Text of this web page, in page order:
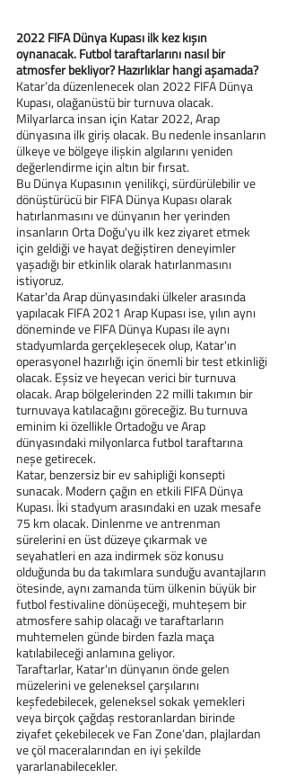
2022 FIFA Dünya Kupası ilk kez kışın
oynanacak. Futbol taraftarlarını nasıl bir
atmosfer bekliyor? Hazırlıklar hangi aşamada?
Katar’da düzenlenecek olan 2022 FIFA Dünya
Kupası, olağanüstü bir turnuva olacak.
Milyarlarca insan için Katar 2022, Arap
dünyasına ilk giriş olacak. Bu nedenle insanların
ülkeye ve bölgeye ilişkin algılarını yeniden
değerlendirme için altın bir fırsat.
Bu Dünya Kupasının yenilikçi, sürdürülebilir ve
dönüştürücü bir FIFA Dünya Kupası olarak
hatırlanmasını ve dünyanın her yerinden
insanların Orta Doğu'yu ilk kez ziyaret etmek
için geldiği ve hayat değiştiren deneyimler
yaşadığı bir etkinlik olarak hatırlanmasını
istiyoruz.
Katar'da Arap dünyasındaki ülkeler arasında
yapılacak FIFA 2021 Arap Kupası ise, yılın aynı
döneminde ve FIFA Dünya Kupası ile aynı
stadyumlarda gerçekleşecek olup, Katar'ın
operasyonel hazırlığı için önemli bir test etkinliği
olacak. Eşsiz ve heyecan verici bir turnuva
olacak. Arap bölgelerinden 22 milli takımın bir
turnuvaya katılacağını göreceğiz. Bu turnuva
eminim ki özellikle Ortadoğu ve Arap
dünyasındaki milyonlarca futbol taraftarına
neşe getirecek.
Katar, benzersiz bir ev sahipliği konsepti
sunacak. Modern çağın en etkili FIFA Dünya
Kupası. İki stadyum arasındaki en uzak mesafe
75 km olacak. Dinlenme ve antrenman
sürelerini en üst düzeye çıkarmak ve
seyahatleri en aza indirmek söz konusu
olduğunda bu da takımlara sunduğu avantajların
ötesinde, aynı zamanda tüm ülkenin büyük bir
futbol festivaline dönüşeceği, muhteşem bir
atmosfere sahip olacağı ve taraftarların
muhtemelen günde birden fazla maça
katılabileceği anlamına geliyor.
Taraftarlar, Katar'ın dünyanın önde gelen
müzelerini ve geleneksel çarşılarını
keşfedebilecek, geleneksel sokak yemekleri
veya birçok çağdaş restoranlardan birinde
ziyafet çekebilecek ve Fan Zone’dan, plajlardan
ve çöl maceralarından en iyi şekilde
yararlanabilecekler.